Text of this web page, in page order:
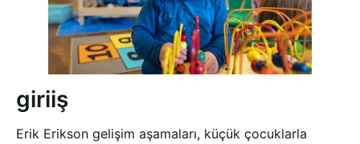
giriiş
Erik Erikson gelişim aşamaları, küçük çocuklarla